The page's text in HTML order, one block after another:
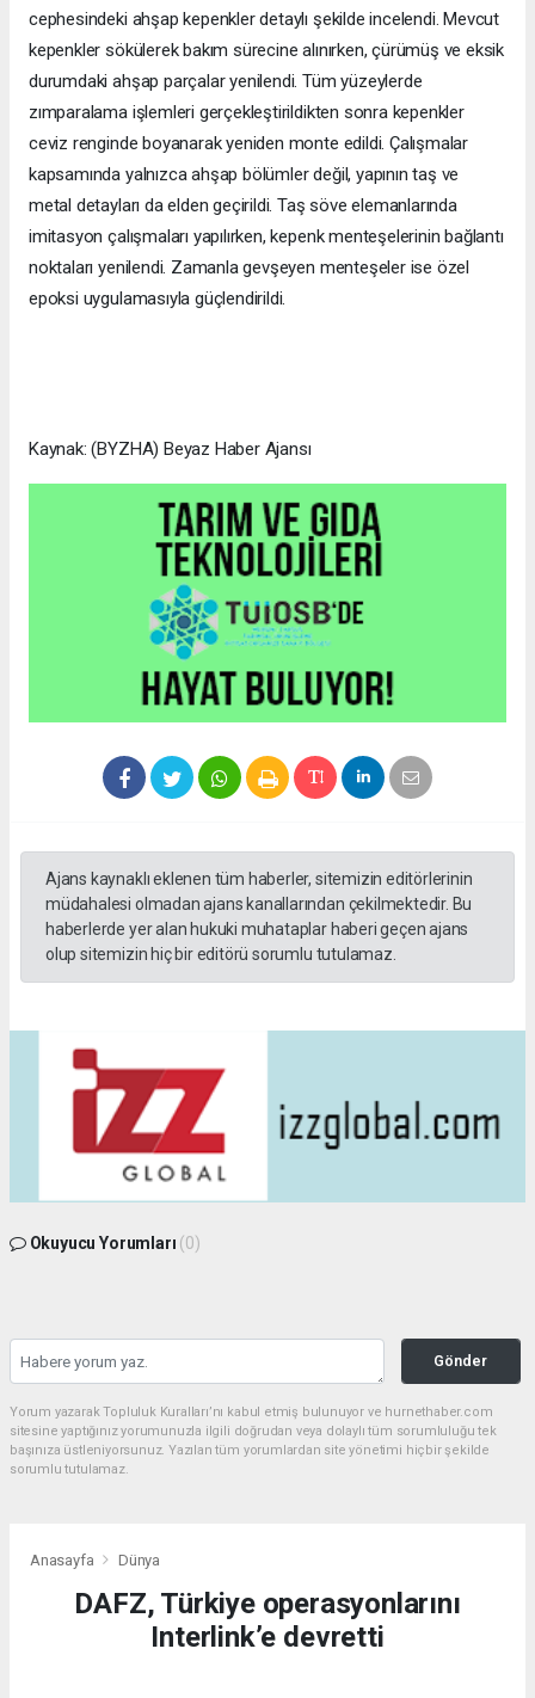
cephesindeki ahşap kepenkler detaylı şekilde incelendi. Mevcut
kepenkler sökülerek bakım sürecine alınırken, çürümüş ve eksik
durumdaki ahşap parçalar yenilendi. Tüm yüzeylerde
zımparalama işlemleri gerçekleştirildikten sonra kepenkler
ceviz renginde boyanarak yeniden monte edildi. Çalışmalar
kapsamında yalnızca ahşap bölümler değil, yapının taş ve
metal detayları da elden geçirildi. Taş söve elemanlarında
imitasyon çalışmaları yapılırken, kepenk menteşelerinin bağlantı
noktaları yenilendi. Zamanla gevşeyen menteşeler ise özel
epoksi uygulamasıyla güçlendirildi.
Kaynak: (BYZHA) Beyaz Haber Ajansı
Ajans kaynaklı eklenen tüm haberler, sitemizin editörlerinin
müdahalesi olmadan ajans kanallarından çekilmektedir. Bu
haberlerde yer alan hukuki muhataplar haberi geçen ajans
olup sitemizin hiç bir editörü sorumlu tutulamaz.
Okuyucu Yorumları (0)
Gönder
Yorum yazarak Topluluk Kuralları’nı kabul etmiş bulunuyor ve hurnethaber.com
sitesine yaptığınız yorumunuzla ilgili doğrudan veya dolaylı tüm sorumluluğu tek
başınıza üstleniyorsunuz. Yazılan tüm yorumlardan site yönetimi hiçbir şekilde
sorumlu tutulamaz.
Anasayfa Dünya
DAFZ, Türkiye operasyonlarını
Interlink’e devretti